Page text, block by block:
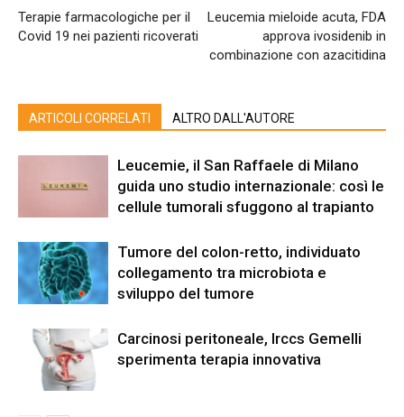
Terapie farmacologiche per il
Covid 19 nei pazienti ricoverati
Leucemia mieloide acuta, FDA
approva ivosidenib in
combinazione con azacitidina
ARTICOLI CORRELATI ALTRO DALL'AUTORE
Leucemie, il San Raffaele di Milano
guida uno studio internazionale: così le
cellule tumorali sfuggono al trapianto
Tumore del colon-retto, individuato
collegamento tra microbiota e
sviluppo del tumore
Carcinosi peritoneale, Irccs Gemelli
sperimenta terapia innovativa